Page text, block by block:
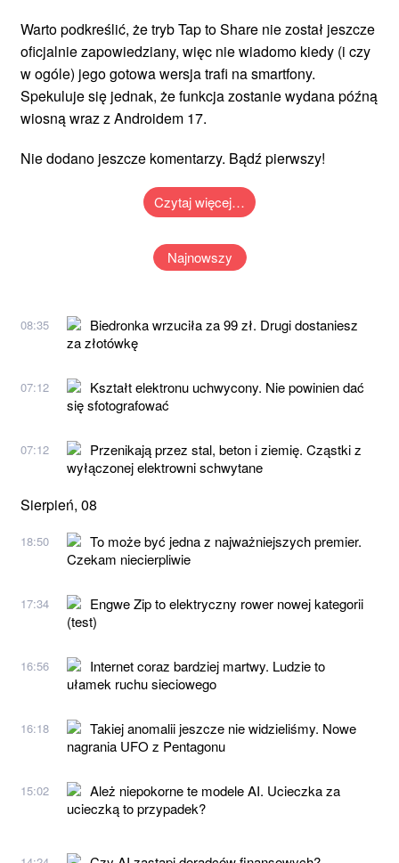
Warto podkreślić, że tryb Tap to Share nie został jeszcze
oficjalnie zapowiedziany, więc nie wiadomo kiedy (i czy
w ogóle) jego gotowa wersja trafi na smartfony.
Spekuluje się jednak, że funkcja zostanie wydana późną
wiosną wraz z Androidem 17.
Nie dodano jeszcze komentarzy. Bądź pierwszy!
Czytaj więcej…
Najnowszy
08:35
Biedronka wrzuciła za 99 zł. Drugi dostaniesz
za złotówkę
07:12
Kształt elektronu uchwycony. Nie powinien dać
się sfotografować
07:12
Przenikają przez stal, beton i ziemię. Cząstki z
wyłączonej elektrowni schwytane
Sierpień, 08
18:50
To może być jedna z najważniejszych premier.
Czekam niecierpliwie
17:34
Engwe Zip to elektryczny rower nowej kategorii
(test)
16:56
Internet coraz bardziej martwy. Ludzie to
ułamek ruchu sieciowego
16:18
Takiej anomalii jeszcze nie widzieliśmy. Nowe
nagrania UFO z Pentagonu
15:02
Ależ niepokorne te modele AI. Ucieczka za
ucieczką to przypadek?